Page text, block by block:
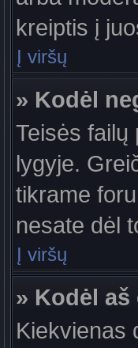
kreiptis į
Į viršų
» Kodėl
Teisės failų
lygyje.
tikrame
nesate dėl
Į viršų
» Kodėl
Kiekvienas